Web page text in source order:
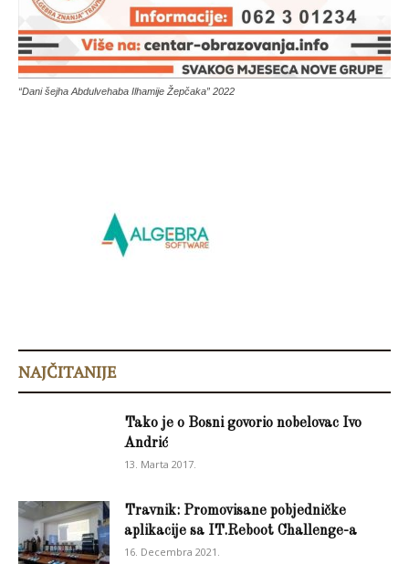
“Dani šejha Abdulvehaba Ilhamije Žepčaka” 2022
NAJČITANIJE
Tako je o Bosni govorio nobelovac Ivo
Andrić
13. Marta 2017.
Travnik: Promovisane pobjedničke
aplikacije sa IT.Reboot Challenge-a
16. Decembra 2021.